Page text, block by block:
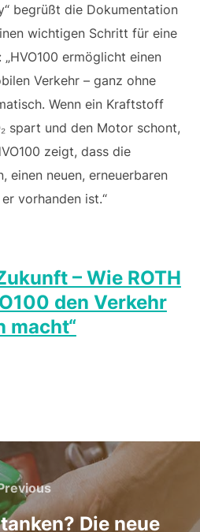
begrüßt die Dokumentation
wichtigen Schritt für eine
ermöglicht einen
Verkehr – ganz ohne
Wenn ein Kraftstoff
spart und den Motor schont,
zeigt, dass die
einen neuen, erneuerbaren
vorhanden ist.“
– Wie ROTH
den Verkehr
macht“
Previous
Die neue